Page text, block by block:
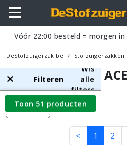
Vóór 22:00 besteld = morgen in
DeStofzuigerzak.be Stofzuigerzakken
AEG
Filters
< 1 2
Filteren
Wis
alle
filters
Toon 51 producten